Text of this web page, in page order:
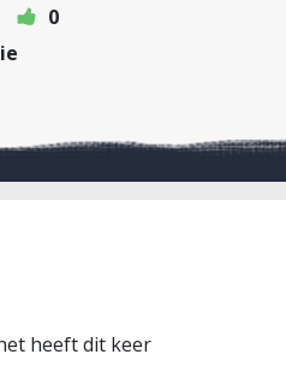
0
heeft dit keer